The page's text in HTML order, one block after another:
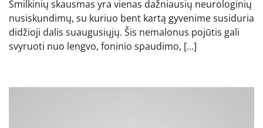
Smilkinių skausmas yra vienas dažniausių neurologinių
nusiskundimų, su kuriuo bent kartą gyvenime susiduria
didžioji dalis suaugusiųjų. Šis nemalonus pojūtis gali
svyruoti nuo lengvo, foninio spaudimo, […]